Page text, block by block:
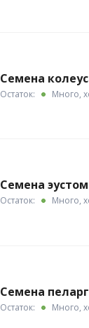
Семена
Остаток: Много,
Семена
Остаток: Много,
Семена
Остаток: Много,